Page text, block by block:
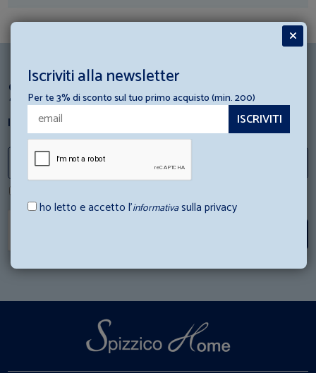
Sapremo Sorprenderti
Iscriviti alla Newsletter
Iscriviti alla newsletter
Per te 3% di sconto sul tuo primo acquisto (min. 200)
ho letto e accetto l’informativasulla privacy